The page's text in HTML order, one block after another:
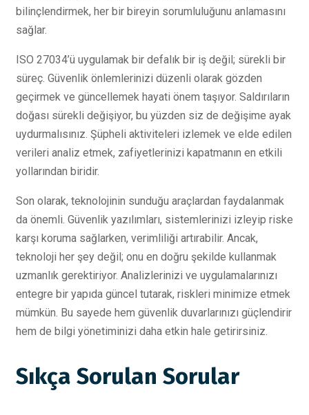
bilinçlendirmek, her bir bireyin sorumluluğunu anlamasını
sağlar.
ISO 27034’ü uygulamak bir defalık bir iş değil; sürekli bir
süreç. Güvenlik önlemlerinizi düzenli olarak gözden
geçirmek ve güncellemek hayati önem taşıyor. Saldırıların
doğası sürekli değişiyor, bu yüzden siz de değişime ayak
uydurmalısınız. Şüpheli aktiviteleri izlemek ve elde edilen
verileri analiz etmek, zafiyetlerinizi kapatmanın en etkili
yollarından biridir.
Son olarak, teknolojinin sunduğu araçlardan faydalanmak
da önemli. Güvenlik yazılımları, sistemlerinizi izleyip riske
karşı koruma sağlarken, verimliliği artırabilir. Ancak,
teknoloji her şey değil; onu en doğru şekilde kullanmak
uzmanlık gerektiriyor. Analizlerinizi ve uygulamalarınızı
entegre bir yapıda güncel tutarak, riskleri minimize etmek
mümkün. Bu sayede hem güvenlik duvarlarınızı güçlendirir
hem de bilgi yönetiminizi daha etkin hale getirirsiniz.
Sıkça Sorulan Sorular